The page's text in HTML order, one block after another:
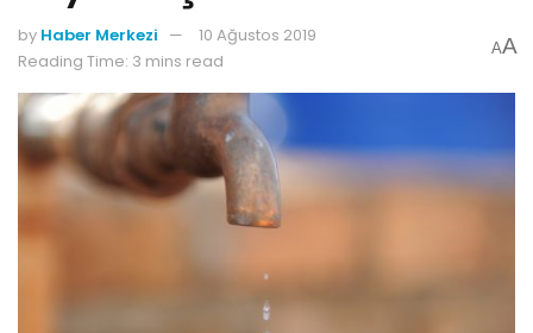
by Haber Merkezi
10 Ağustos 2019
Reading Time: 3 mins read
AA